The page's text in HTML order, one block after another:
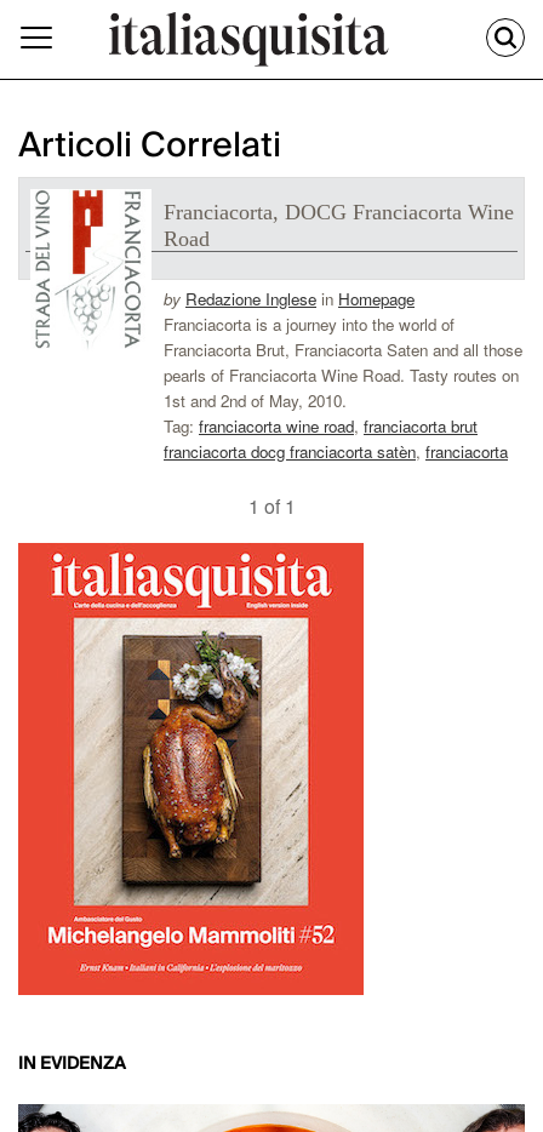
Articoli Correlati
Franciacorta, DOCG Franciacorta Wine
Road
by Redazione Inglese in Homepage
Franciacorta is a journey into the world of
Franciacorta Brut, Franciacorta Saten and all those
pearls of Franciacorta Wine Road. Tasty routes on
1st and 2nd of May, 2010.
Tag: franciacorta wine road, franciacorta brut
franciacorta docg franciacorta satèn, franciacorta
1 of 1
IN EVIDENZA